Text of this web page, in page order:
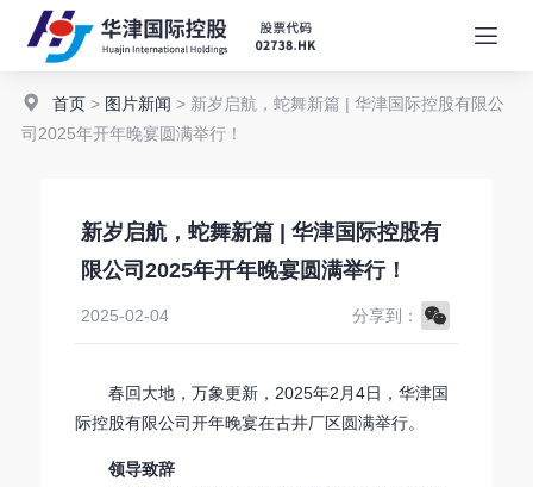
首页> 图片新闻 > 新岁启航，蛇舞新篇 | 华津国际控股有限公
司2025年开年晚宴圆满举行！
新岁启航，蛇舞新篇 | 华津国际控股有
限公司2025年开年晚宴圆满举行！
2025-02-04 分享到：
春回大地，万象更新，2025年2月4日，华津国
际控股有限公司开年晚宴在古井厂区圆满举行。
领导致辞